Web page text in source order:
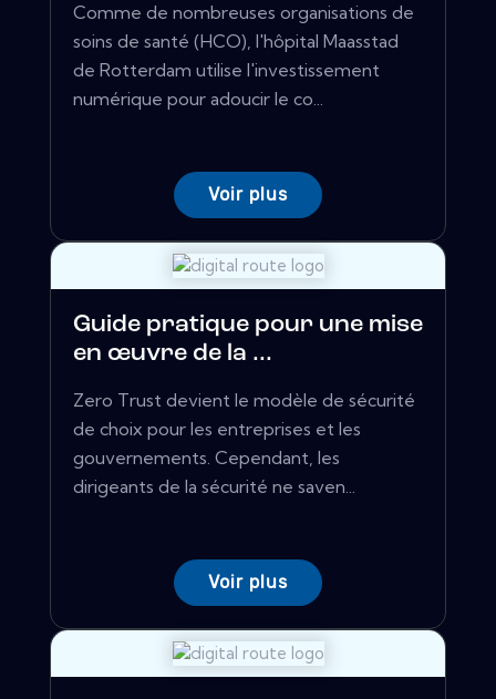
Comme de nombreuses organisations de
soins de santé (HCO), l'hôpital Maasstad
de Rotterdam utilise l'investissement
numérique pour adoucir le co...
Voir plus
Guide pratique pour une mise
en œuvre de la ...
Zero Trust devient le modèle de sécurité
de choix pour les entreprises et les
gouvernements. Cependant, les
dirigeants de la sécurité ne saven...
Voir plus